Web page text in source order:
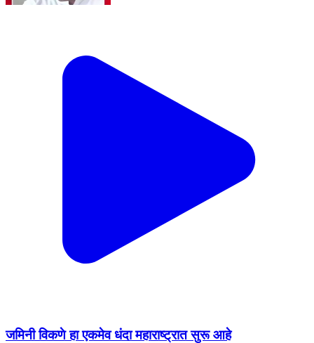
जमिनी विकणे हा एकमेव धंदा महाराष्ट्रात सुरू आहे